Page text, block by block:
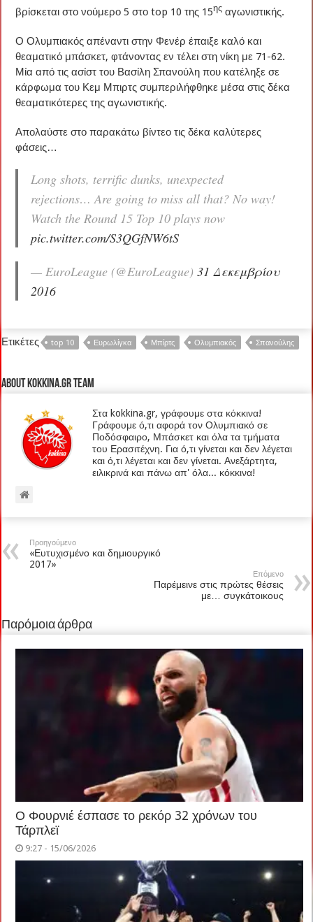
βρίσκεται στο νούμερο 5 στο top 10 της 15ης αγωνιστικής.
Ο Ολυμπιακός απέναντι στην Φενέρ έπαιξε καλό και
θεαματικό μπάσκετ, φτάνοντας εν τέλει στη νίκη με 71-62.
Μία από τις ασίστ του Βασίλη Σπανούλη που κατέληξε σε
κάρφωμα του Κεμ Μπιρτς συμπεριλήφθηκε μέσα στις δέκα
θεαματικότερες της αγωνιστικής.
Απολαύστε στο παρακάτω βίντεο τις δέκα καλύτερες
φάσεις…
Long shots, terrific dunks, unexpected
rejections… Are going to miss all that? No way!
Watch the Round 15 Top 10 plays now
pic.twitter.com/S3QGfNW6tS
— EuroLeague (@EuroLeague)31 Δεκεμβρίου
2016
Ετικέτες top 10 Ευρωλίγκα Μπίρτς Ολυμπιακός Σπανούλης
About kokkina.gr TEAM
Στα kokkina.gr, γράφουμε στα κόκκινα!
Γράφουμε ό,τι αφορά τον Ολυμπιακό σε
Ποδόσφαιρο, Μπάσκετ και όλα τα τμήματα
του Ερασιτέχνη. Για ό,τι γίνεται και δεν λέγεται
και ό,τι λέγεται και δεν γίνεται. Ανεξάρτητα,
ειλικρινά και πάνω απ' όλα... κόκκινα!
Προηγούμενο
«Ευτυχισμένο και δημιουργικό
2017»
Επόμενο
Παρέμεινε στις πρώτες θέσεις
με… συγκάτοικους
Παρόμοια άρθρα
Ο Φουρνιέ έσπασε το ρεκόρ 32 χρόνων του
Τάρπλεϊ
9:27 - 15/06/2026